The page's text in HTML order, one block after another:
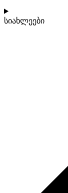
სიახლეები